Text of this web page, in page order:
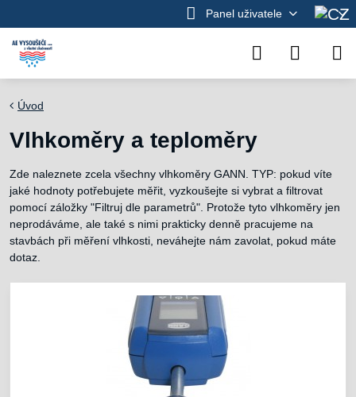
Panel uživatele
Úvod
Vlhkoměry a teploměry
Zde naleznete zcela všechny vlhkoměry GANN. TYP: pokud víte
jaké hodnoty potřebujete měřit, vyzkoušejte si vybrat a filtrovat
pomocí záložky "Filtruj dle parametrů". Protože tyto vlhkoměry jen
neprodáváme, ale také s nimi prakticky denně pracujeme na
stavbách při měření vlhkosti, neváhejte nám zavolat, pokud máte
dotaz.